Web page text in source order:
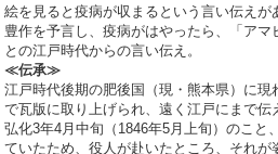
絵を見ると疫病が収まるという言い伝えが
豊作を予言し、疫病がはやったら、「ア
との江戸時代からの言い伝え。
≪伝承≫
江戸時代後期の肥後国（現・熊本県）に現
で瓦版に取り上げられ、遠く江戸にまで伝
弘化3年4月中旬（1846年5月上旬）のこと
ていたため、役人が赴いたところ、それが